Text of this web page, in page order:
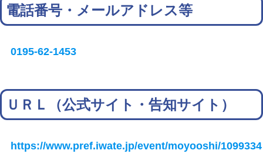
電話番号・メールアドレス等
0195-62-1453
ＵＲＬ（公式サイト・告知サイト）
https://www.pref.iwate.jp/event/moyooshi/1099334